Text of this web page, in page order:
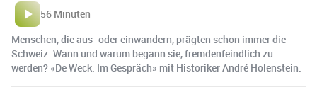
56 Minuten
Menschen, die aus- oder einwandern, prägten schon immer die
Schweiz. Wann und warum begann sie, fremdenfeindlich zu
werden? «De Weck: Im Gespräch» mit Historiker André Holenstein.